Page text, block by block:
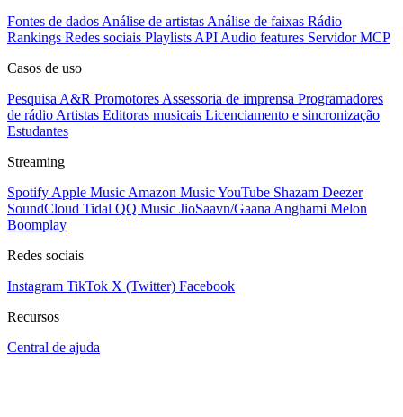
Fontes de dados Análise de artistas Análise de faixas Rádio
Rankings Redes sociais Playlists API Audio features Servidor MCP
Casos de uso
Pesquisa A&R Promotores Assessoria de imprensa Programadores
de rádio Artistas Editoras musicais Licenciamento e sincronização
Estudantes
Streaming
Spotify Apple Music Amazon MusicYouTube Shazam Deezer
SoundCloud Tidal QQ Music JioSaavn/Gaana Anghami Melon
Boomplay
Redes sociais
Instagram TikTok X (Twitter) Facebook
Recursos
Central de ajuda